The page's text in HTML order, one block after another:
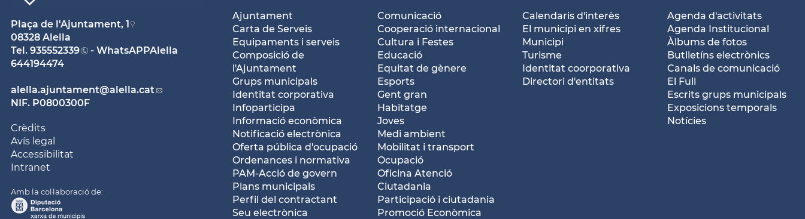
Ajuntament
Carta de Serveis
Equipaments i serveis
Composició de
l'Ajuntament
Grups municipals
Identitat corporativa
Infoparticipa
Informació econòmica
Notificació electrònica
Oferta pública d'ocupació
Ordenances i normativa
PAM-Acció de govern
Plans municipals
Perfil del contractant
Seu electrònica
Comunicació
Cooperació internacional
Cultura i Festes
Educació
Equitat de gènere
Esports
Gent gran
Habitatge
Joves
Medi ambient
Mobilitat i transport
Ocupació
Oficina Atenció
Ciutadania
Participació i ciutadania
Promoció Econòmica
Calendaris d'interès
El municipi en xifres
Municipi
Turisme
Identitat coorporativa
Directori d'entitats
Agenda d'activitats
Agenda Institucional
Àlbums de fotos
Butlletíns electrònics
Canals de comunicació
El Full
Escrits grups municipals
Exposicions temporals
Notícies
Plaça de l'Ajuntament, 1
08328 Alella
Tel. 935552339
- WhatsAPPAlella
644194474
alella.ajuntament@alella.cat
NIF. P0800300F
Crèdits
Avís legal
Accessibilitat
Intranet
Amb la col·laboració de: